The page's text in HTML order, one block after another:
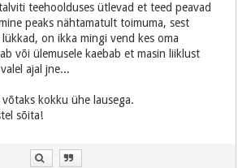
teehoolduses ütlevad et teed peavad
peaks nähtamatult toimuma, sest
on ikka mingi vend kes oma
või ülemusele kaebab et masin liiklust
ajal jne...
kokku ühe lausega.
sõita!